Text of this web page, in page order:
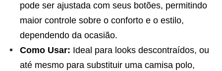
pode ser ajustada com seus botões, permitindo
maior controle sobre o conforto e o estilo,
dependendo da ocasião.
Como Usar: Ideal para looks descontraídos, ou
até mesmo para substituir uma camisa polo,